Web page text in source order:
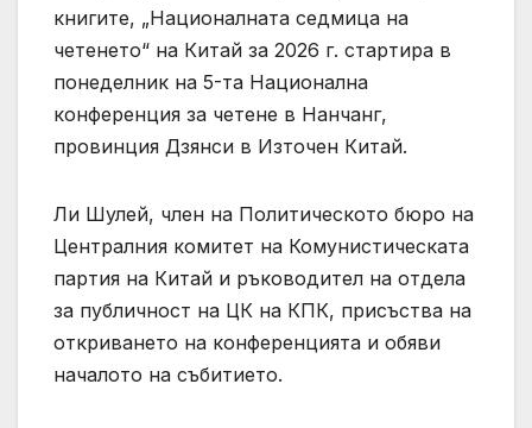
книгите, „Националната седмица на
четенето“ на Китай за 2026 г. стартира в
понеделник на 5-та Национална
конференция за четене в Нанчанг,
провинция Дзянси в Източен Китай.
Ли Шулей, член на Политическото бюро на
Централния комитет на Комунистическата
партия на Китай и ръководител на отдела
за публичност на ЦК на КПК, присъства на
откриването на конференцията и обяви
началото на събитието.